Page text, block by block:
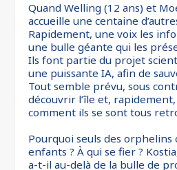
Quand Welling (12 ans) et
accueille une centaine
Rapidement, une voix les
une bulle géante qui les
Ils font partie du projet
une puissante IA, afin de
Tout semble prévu, sous
découvrir l’île et,
comment ils se sont tous
Pourquoi seuls des
enfants ? À qui se fier ?
a-t-il au-delà de la bulle de